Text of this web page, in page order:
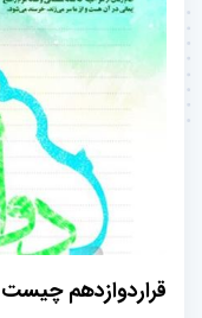
قراردوازدهم